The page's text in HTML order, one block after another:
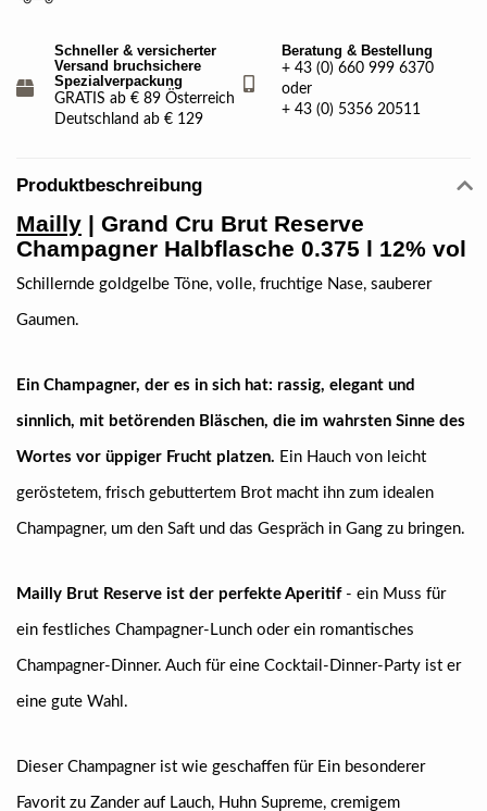
Schneller & versicherter
Versand bruchsichere
Spezialverpackung
GRATIS ab € 89 Österreich
Deutschland ab € 129
Beratung & Bestellung
+ 43 (0) 660 999 6370
oder
+ 43 (0) 5356 20511
Produktbeschreibung
Mailly | Grand Cru Brut Reserve
Champagner Halbflasche 0.375 l 12% vol
Schillernde goldgelbe Töne, volle, fruchtige Nase, sauberer
Gaumen.
Ein Champagner, der es in sich hat: rassig, elegant und
sinnlich, mit betörenden Bläschen, die im wahrsten Sinne des
Wortes vor üppiger Frucht platzen. Ein Hauch von leicht
geröstetem, frisch gebuttertem Brot macht ihn zum idealen
Champagner, um den Saft und das Gespräch in Gang zu bringen.
Mailly Brut Reserve ist der perfekte Aperitif- ein Muss für
ein festliches Champagner-Lunch oder ein romantisches
Champagner-Dinner. Auch für eine Cocktail-Dinner-Party ist er
eine gute Wahl.
Dieser Champagner ist wie geschaffen für Ein besonderer
Favorit zu Zander auf Lauch, Huhn Supreme, cremigem